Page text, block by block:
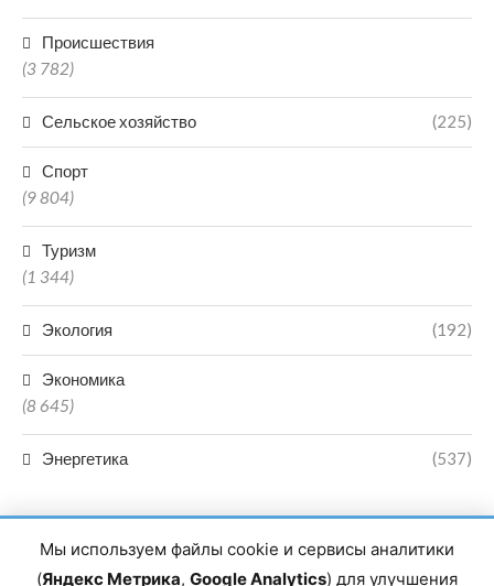
Происшествия
(3 782)
Сельское хозяйство (225)
Спорт
(9 804)
Туризм
(1 344)
Экология (192)
Экономика
(8 645)
Энергетика (537)
Мы используем файлы cookie и сервисы аналитики
(Яндекс Метрика, Google Analytics) для улучшения